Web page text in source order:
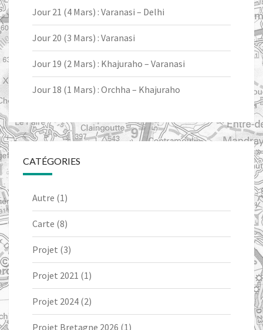
Jour 21 (4 Mars) : Varanasi – Delhi
Jour 20 (3 Mars) : Varanasi
Jour 19 (2 Mars) : Khajuraho – Varanasi
Jour 18 (1 Mars) : Orchha – Khajuraho
CATÉGORIES
Autre (1)
Carte (8)
Projet (3)
Projet 2021 (1)
Projet 2024 (2)
Projet Bretagne 2026 (1)